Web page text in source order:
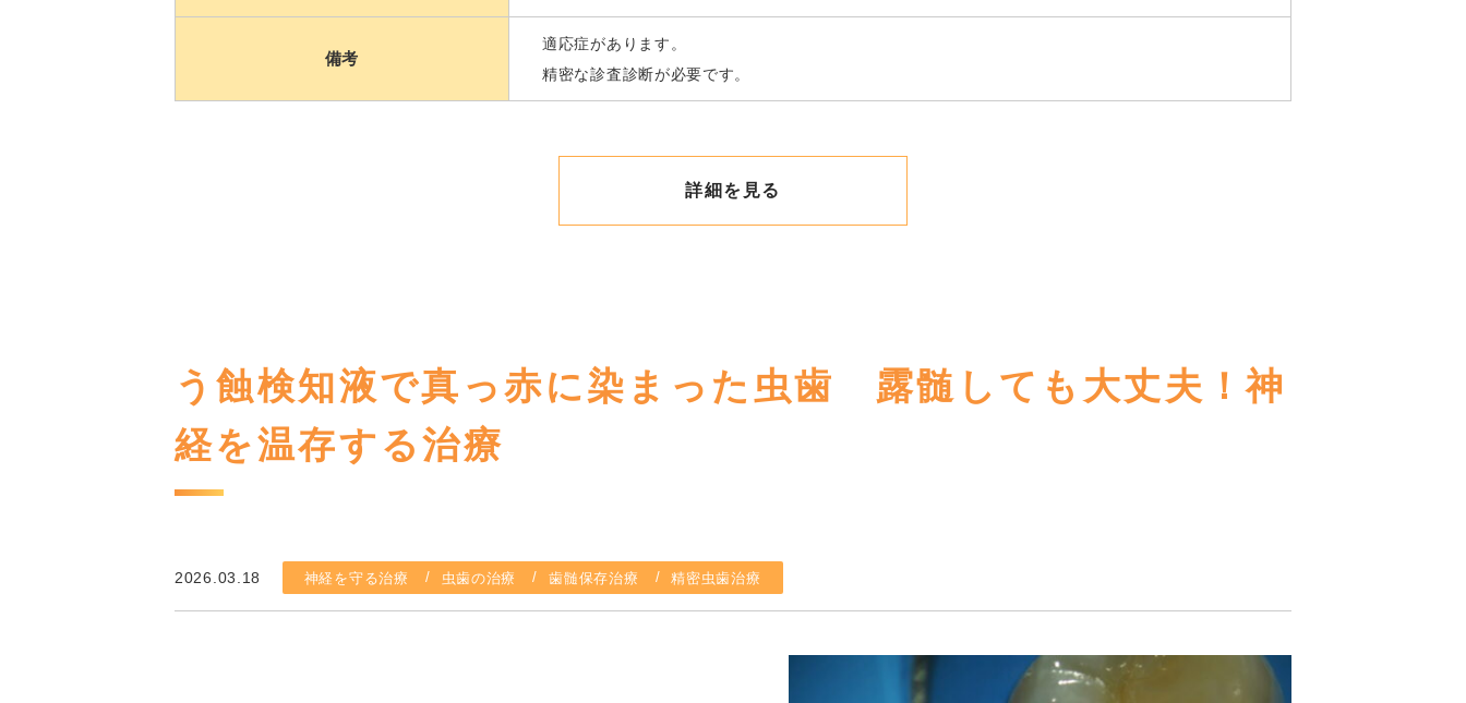
備考
適応症があります。
精密な診査診断が必要です。
詳細を見る
う蝕検知液で真っ赤に染まった虫歯 露髄しても大丈夫！神
経を温存する治療
2026.03.18 神経を守る治療 虫歯の治療 歯髄保存治療 精密虫歯治療